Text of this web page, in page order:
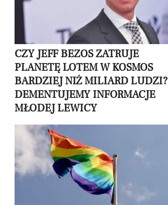
CZY JEFF BEZOS ZATRUJE
PLANETĘ LOTEM W KOSMOS
BARDZIEJ NIŻ MILIARD LUDZI?
DEMENTUJEMY INFORMACJE
MŁODEJ LEWICY